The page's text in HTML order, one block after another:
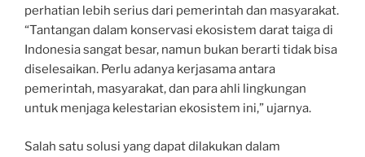
perhatian lebih serius dari pemerintah dan masyarakat.
“Tantangan dalam konservasi ekosistem darat taiga di
Indonesia sangat besar, namun bukan berarti tidak bisa
diselesaikan. Perlu adanya kerjasama antara
pemerintah, masyarakat, dan para ahli lingkungan
untuk menjaga kelestarian ekosistem ini,” ujarnya.
Salah satu solusi yang dapat dilakukan dalam